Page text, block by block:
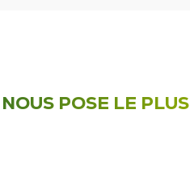
POSE LE PLUS